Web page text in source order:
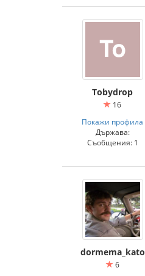
Tobydrop
16
Покажи профила
Държава:
Съобщения: 1
dormema_kato
6